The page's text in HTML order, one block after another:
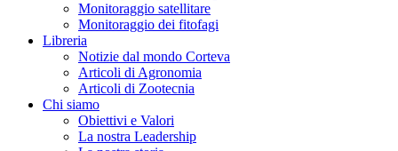
Monitoraggio satellitare
Monitoraggio dei fitofagi
Libreria
Notizie dal mondo Corteva
Articoli di Agronomia
Articoli di Zootecnia
Chi siamo
Obiettivi e Valori
La nostra Leadership